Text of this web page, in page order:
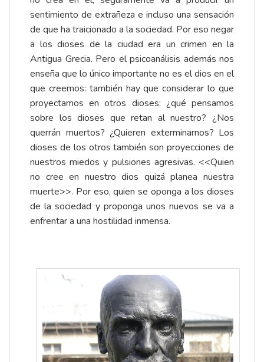
sentimiento de extrañeza e incluso una sensación
de que ha traicionado a la sociedad. Por eso negar
a los dioses de la ciudad era un crimen en la
Antigua Grecia. Pero el psicoanálisis además nos
enseña que lo único importante no es el dios en el
que creemos: también hay que considerar lo que
proyectamos en otros dioses: ¿qué pensamos
sobre los dioses que retan al nuestro? ¿Nos
querrán muertos? ¿Quieren exterminarnos? Los
dioses de los otros también son proyecciones de
nuestros miedos y pulsiones agresivas. <<Quien
no cree en nuestro dios quizá planea nuestra
muerte>>. Por eso, quien se oponga a los dioses
de la sociedad y proponga unos nuevos se va a
enfrentar a una hostilidad inmensa.